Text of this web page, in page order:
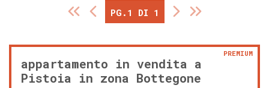
PG.1 DI 1
appartamento in vendita a
Pistoia in zona Bottegone
PREMIUM